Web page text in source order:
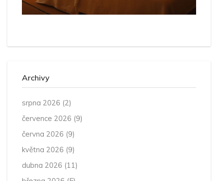
Archivy
srpna 2026 (2)
července 2026 (9)
června 2026 (9)
května 2026 (9)
dubna 2026 (11)